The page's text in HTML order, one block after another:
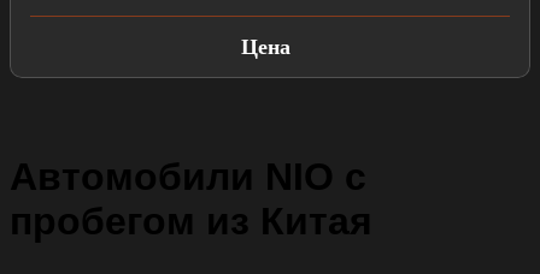
Цена
Автомобили NIO с
пробегом из Китая